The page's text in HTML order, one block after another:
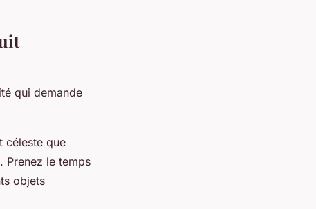
qui demande
céleste que
Prenez le temps
objets